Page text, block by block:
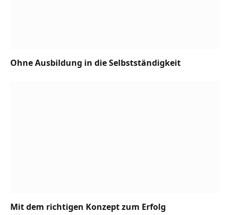
Ohne Ausbildung in die Selbstständigkeit
Mit dem richtigen Konzept zum Erfolg